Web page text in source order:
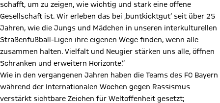
schafft, um zu zeigen, wie wichtig und stark eine offene
Gesellschaft ist. Wir erleben das bei ,buntkicktgut‘ seit über 25
Jahren, wie die Jungs und Mädchen in unseren interkulturellen
Straßenfußball-Ligen ihre eigenen Wege finden, wenn alle
zusammen halten. Vielfalt und Neugier stärken uns alle, öffnen
Schranken und erweitern Horizonte.“
Wie in den vergangenen Jahren haben die Teams des FC Bayern
während der Internationalen Wochen gegen Rassismus
verstärkt sichtbare Zeichen für Weltoffenheit gesetzt;